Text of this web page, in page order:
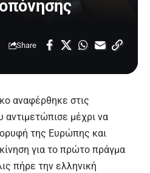
Share
αναφέρθηκε στις
αντιμετώπισε μέχρι να
της Ευρώπης και
για το πρώτο πράγμα
πήρε την ελληνική